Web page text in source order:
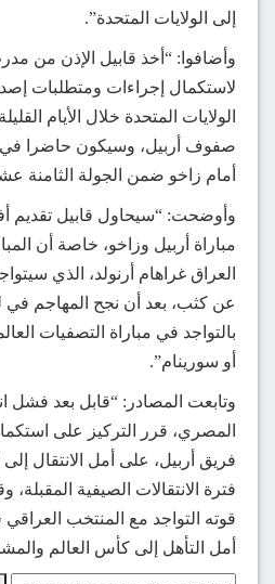
إلى الولايات المتحدة”.
وأضافوا: “أخذ قابيل الإذن من
لاستكمال إجراءات ومتطلبات
الولايات المتحدة خلال الأيام
صفوف أربيل، وسيكون حاضرا في
أمام زاخو ضمن الجولة الثامنة
وأوضحت: “سيحاول قابيل تقديم
مباراة أربيل وزاخو، خاصة أن
العراق غراهام أرنولد، الذي
عن كثب، بعد أن نجح المهاجم في
بالتواجد في مباراة التصفيات
أو سورينام”.
وتابعت المصادر: “قابل بعد فشل
المصري، قرر التركيز على
فريق أربيل، على أمل الانتقال
فترة الانتقالات الصيفية
قوته التواجد مع المنتخب
أمل التأهل إلى كأس العالم